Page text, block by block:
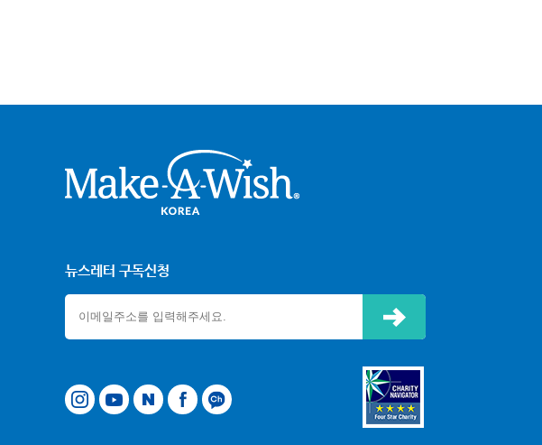
뉴스레터 구독신청
네이버페이스북카카오톡 채널